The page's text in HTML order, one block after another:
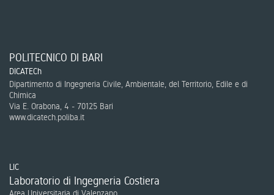
POLITECNICO DI BARI
DICATECh
Dipartimento di Ingegneria Civile, Ambientale, del Territorio, Edile e di
Chimica
Via E. Orabona, 4 - 70125 Bari
www.dicatech.poliba.it
LIC
Laboratorio di Ingegneria Costiera